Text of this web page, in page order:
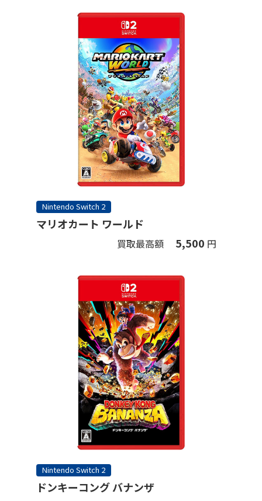
Nintendo Switch 2
マリオカート ワールド
買取最高額 5,500 円
Nintendo Switch 2
ドンキーコング バナンザ